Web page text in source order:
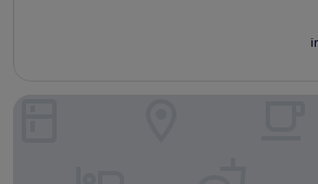
Sunnybank Star Hotel & Apartments